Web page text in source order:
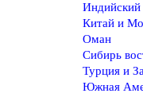
Индийский
Китай и
Оман
Сибирь
Турция и
Южная